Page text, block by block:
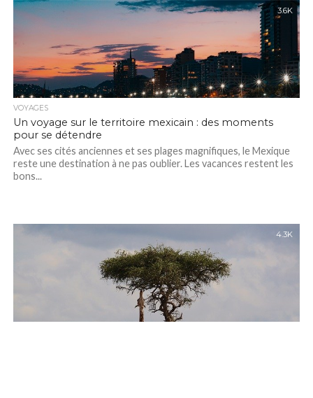
3.6K
VOYAGES
Un voyage sur le territoire mexicain : des moments
pour se détendre
Avec ses cités anciennes et ses plages magnifiques, le Mexique
reste une destination à ne pas oublier. Les vacances restent les
bons...
4.3K